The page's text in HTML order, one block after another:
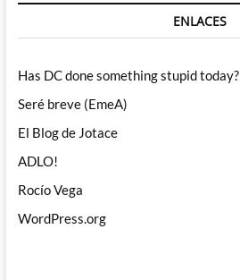
ENLACES
Has DC done something stupid today?
Seré breve (EmeA)
El Blog de Jotace
ADLO!
Rocío Vega
WordPress.org